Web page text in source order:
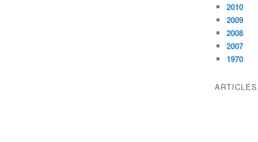
2010
2009
2008
2007
1970